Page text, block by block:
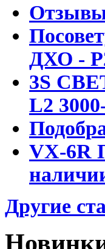
ДХО -
3S
L2
VX-6R
Другие